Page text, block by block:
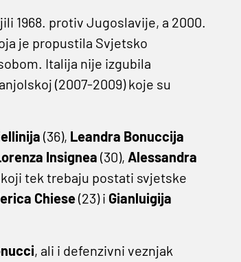
1968. protiv Jugoslavije, a 2000.
je propustila Svjetsko
Italija nije izgubila
(2007-2009) koje su
(36), Leandra Bonuccija
Insignea (30), Alessandra
koji tek trebaju postati svjetske
Chiese(23) i Gianluigija
, ali i defenzivni veznjak